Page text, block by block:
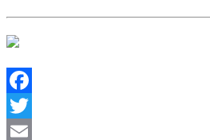
Facebook
Twitter